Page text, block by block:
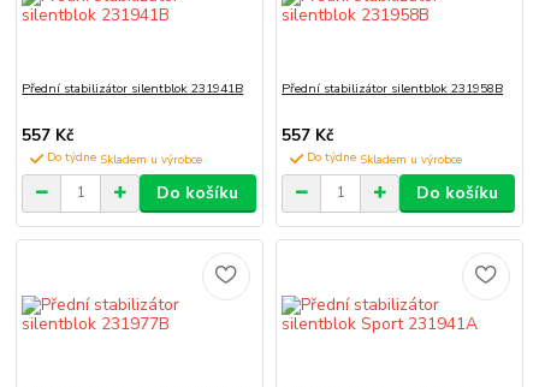
Přední stabilizátor silentblok 231941B
557 Kč
Do týdne
Do košíku
Přední stabilizátor silentblok 231958B
557 Kč
Do týdne
Do košíku